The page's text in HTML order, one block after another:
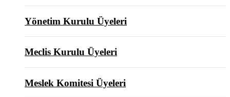
Yönetim Kurulu Üyeleri
Meclis Kurulu Üyeleri
Meslek Komitesi Üyeleri